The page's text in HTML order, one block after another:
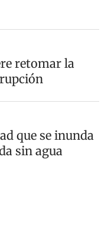
retomar la
que se inunda
sin agua